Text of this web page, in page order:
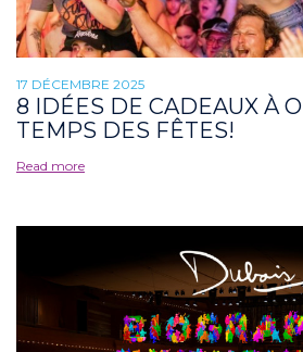
17 DÉCEMBRE 2025
8 IDÉES DE CADEAUX À
TEMPS DES FÊTES!
Read more